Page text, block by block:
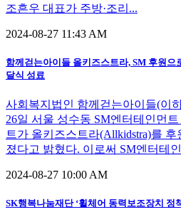
조흔우 대표가 주방·조리...
2024-08-27 11:43 AM
함께걷는아이들 올키즈스트라, SM 후원
달식 성료
사회복지법인 함께걷는아이들(이
26일 서울 성수동 SM엔터테인먼
트가 올키즈스트라(Allkidstra)를
졌다고 밝혔다. 이로써 SM엔터테
2024-08-27 10:00 AM
SK행복나눔재단 ‘휠체어 동력보조장치 정